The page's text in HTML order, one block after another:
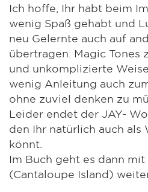
Ich hoffe, Ihr habt beim
wenig Spaß gehabt und
neu Gelernte auch auf
übertragen. Magic Tones
und unkomplizierte
wenig Anleitung auch
ohne zuviel denken zu
Leider endet der JAY-
den Ihr natürlich auch als
könnt.
Im Buch geht es dann
(Cantaloupe Island)